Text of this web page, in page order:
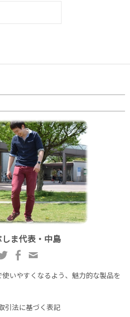
しま代表・中島
いやすくなるよう、魅力的な製品を
引法に基づく表記